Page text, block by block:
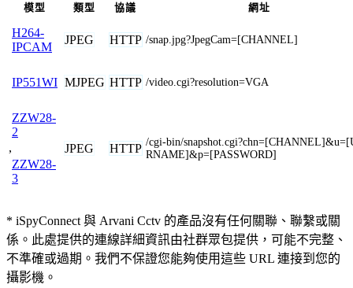
模型 類型 協議 網址
H264-
IPCAM
JPEG HTTP /snap.jpg?JpegCam=[CHANNEL]
IP551WI MJPEG HTTP /video.cgi?resolution=VGA
ZZW28-
2
,
ZZW28-
3
JPEG HTTP /cgi-bin/
RNAME]&p=[PASSWORD]
* iSpyConnect 與 Arvani Cctv 的產品沒有任何關聯、聯繫或關
係。此處提供的連線詳細資訊由社群眾包提供，可能不完整、
不準確或過期。我們不保證您能夠使用這些 URL 連接到您的
攝影機。